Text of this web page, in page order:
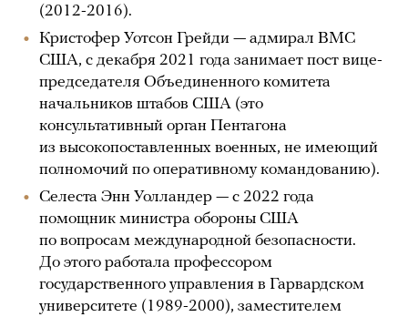
(2012-2016).
Кристофер Уотсон Грейди — адмирал ВМС
США, с декабря 2021 года занимает пост вице-
председателя Объединенного комитета
начальников штабов США (это
консультативный орган Пентагона
из высокопоставленных военных, не имеющий
полномочий по оперативному командованию).
Селеста Энн Уолландер — с 2022 года
помощник министра обороны США
по вопросам международной безопасности.
До этого работала профессором
государственного управления в Гарвардском
университете (1989-2000), заместителем